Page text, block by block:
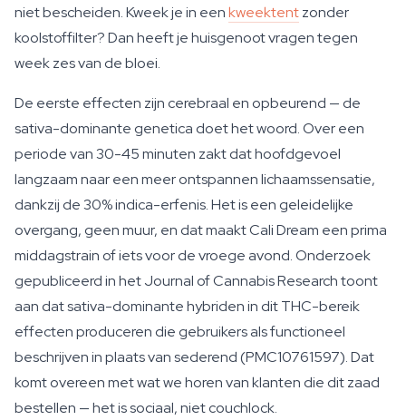
niet bescheiden. Kweek je in eenkweektentzonder
koolstoffilter? Dan heeft je huisgenoot vragen tegen
week zes van de bloei.
De eerste effecten zijn cerebraal en opbeurend — de
sativa-dominante genetica doet het woord. Over een
periode van 30-45 minuten zakt dat hoofdgevoel
langzaam naar een meer ontspannen lichaamssensatie,
dankzij de 30% indica-erfenis. Het is een geleidelijke
overgang, geen muur, en dat maakt Cali Dream een prima
middagstrain of iets voor de vroege avond. Onderzoek
gepubliceerd in het Journal of Cannabis Research toont
aan dat sativa-dominante hybriden in dit THC-bereik
effecten produceren die gebruikers als functioneel
beschrijven in plaats van sederend (PMC10761597). Dat
komt overeen met wat we horen van klanten die dit zaad
bestellen — het is sociaal, niet couchlock.